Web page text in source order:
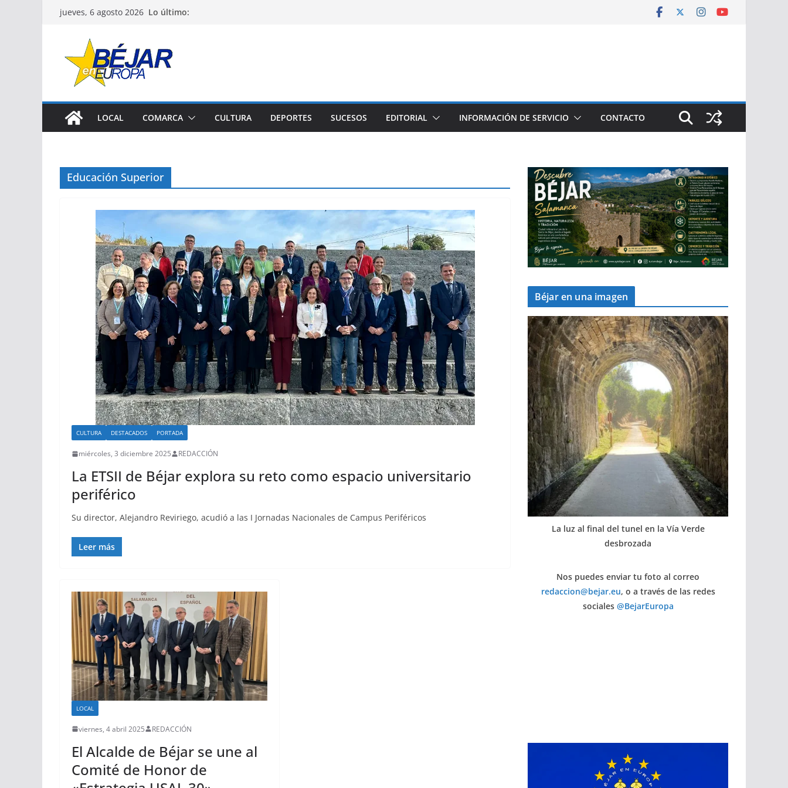
Saltarjueves, 6 agosto 2026 Lo último:
LOCAL COMARCA CULTURA DEPORTES SUCESOS EDITORIAL INFORMACIÓN DE SERVICIO CONTACTO
Educación Superior
CULTURA DESTACADOS PORTADA
miércoles, 3 diciembre 2025 REDACCIÓN
La ETSII de Béjar explora su reto como espacio universitario
periférico
Su director, Alejandro Reviriego, acudió a las I Jornadas Nacionales de Campus Periféricos
Leer más
LOCAL
viernes, 4 abril 2025 REDACCIÓN
El Alcalde de Béjar se une al
Comité de Honor de
Béjar en una imagen
La luz al final del tunel en la Vía Verde
desbrozada
Nos puedes enviar tu foto al correo
redaccion@bejar.eu, o a través de las redes
sociales @BejarEuropa